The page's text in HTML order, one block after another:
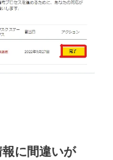
に間違いが